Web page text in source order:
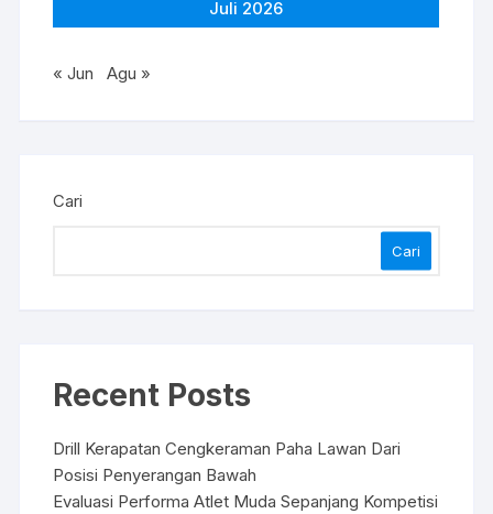
Juli 2026
« Jun Agu »
Cari
Cari
Recent Posts
Drill Kerapatan Cengkeraman Paha Lawan Dari
Posisi Penyerangan Bawah
Evaluasi Performa Atlet Muda Sepanjang Kompetisi